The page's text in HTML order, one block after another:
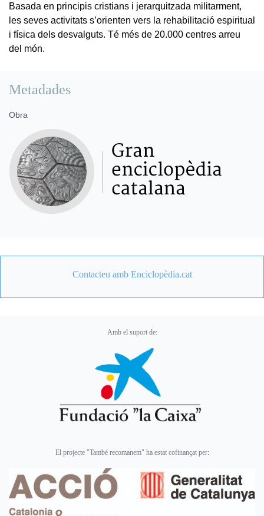
Basada en principis cristians i jerarquitzada militarment,
les seves activitats s’orienten vers la rehabilitació espiritual
i física dels desvalguts. Té més de 20.000 centres arreu
del món.
Metadades
Obra
Contacteu amb Enciclopèdia.cat
Amb el suport de:
El projecte "També recomanem" ha estat cofinançat per: